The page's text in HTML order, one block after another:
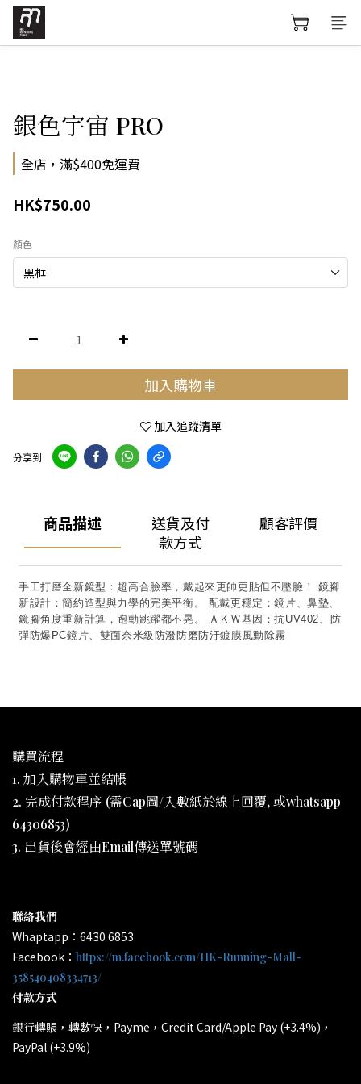
銀色宇宙 PRO
全店，滿$400免運費
HK$750.00
顏色
加入購物車
加入追蹤清單
分享到
商品描述
送貨及付
款方式
顧客評價
手工打磨全新鏡型：超高合臉率，戴起來更帥更貼但不壓臉！ 鏡腳
新設計：簡約造型與力學的完美平衡。 配戴更穩定：鏡片、鼻墊、
鏡腳角度重新計算，跑動跳躍都不晃。 ＡＫＷ基因：抗UV402、防
彈防爆PC鏡片、雙面奈米級防潑防磨防汙鍍膜風動除霧
購買流程
1. 加入購物車並結帳
2. 完成付款程序 (需Cap圖/入數紙於線上回覆, 或whatsapp
64306853)
3. 出貨後會經由Email傳送單號碼
聯絡我們
Whaptapp：6430 6853
Facebook： https://m.facebook.com/HK-Running-Mall-
358540408334713/
付款方式
銀行轉賬，轉數快，Payme，Credit Card/Apple Pay (+3.4%)，
PayPal (+3.9%)